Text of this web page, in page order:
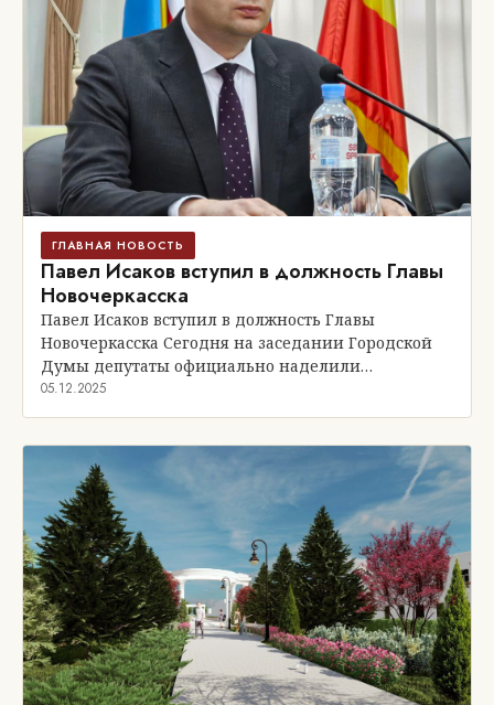
ГЛАВНАЯ НОВОСТЬ
Павел Исаков вступил в должность Главы
Новочеркасска
Павел Исаков вступил в должность Главы
Новочеркасска Сегодня на заседании Городской
Думы депутаты официально наделили…
05.12.2025